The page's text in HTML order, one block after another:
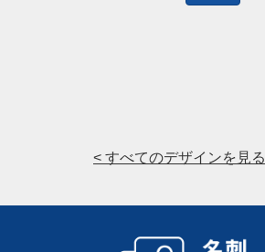
< すべてのデザインを見る